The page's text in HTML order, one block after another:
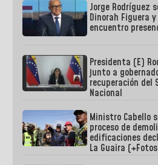
Jorge Rodríguez
Dinorah Figuera
encuentro
Presidenta (E)
junto a
recuperación del
Nacional
Ministro Cabello
proceso de
edificaciones
La Guaira